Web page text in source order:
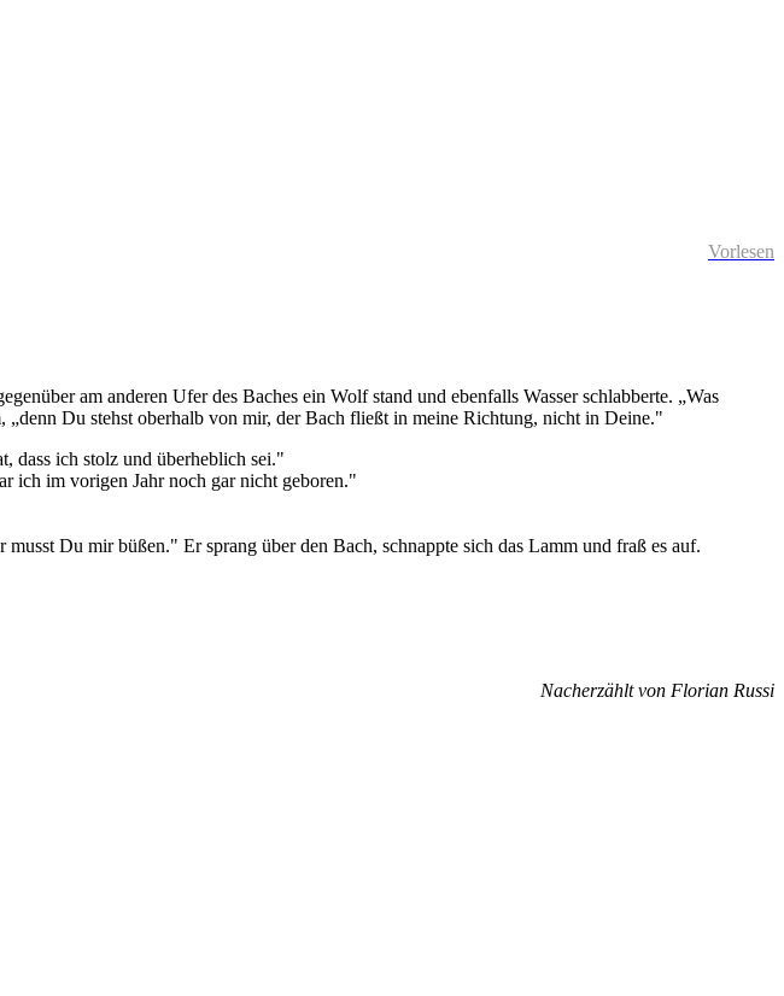
Vorlesen
am anderen Ufer des Baches ein Wolf stand und ebenfalls Wasser schlabberte. „Was
Du stehst oberhalb von mir, der Bach fließt in meine Richtung, nicht in Deine."
dass ich stolz und überheblich sei."
ich im vorigen Jahr noch gar nicht geboren."
Du mir büßen." Er sprang über den Bach, schnappte sich das Lamm und fraß es auf.
Nacherzählt von Florian Russi